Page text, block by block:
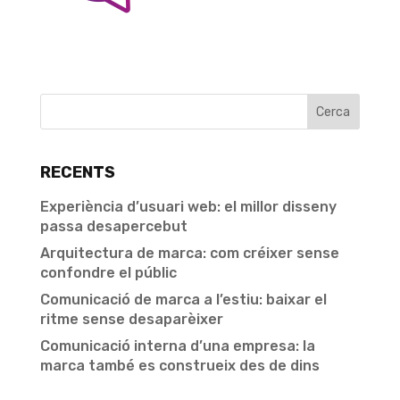
RECENTS
Experiència d’usuari web: el millor disseny
passa desapercebut
Arquitectura de marca: com créixer sense
confondre el públic
Comunicació de marca a l’estiu: baixar el
ritme sense desaparèixer
Comunicació interna d’una empresa: la
marca també es construeix des de dins